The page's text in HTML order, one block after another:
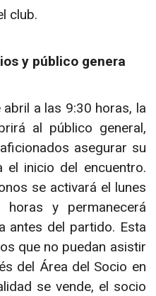
club.
y público genera
a las 9:30 horas, la
al público general,
asegurar su
el inicio del encuentro.
se activará el lunes
y permanecerá
antes del partido. Esta
que no puedan asistir
del Área del Socio en
se vende, el socio